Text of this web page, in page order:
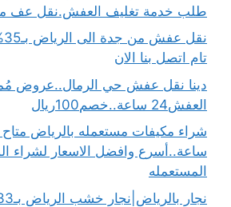
طلب خدمة تغليف العفش.نقل عف
تام اتصل بنا الان
دينا نقل عفش حي الرمال..عروض
العفش24 ساعة..خصم100ريال
ساعة..أسرع وافضل الاسعار لشراء
المستعمله